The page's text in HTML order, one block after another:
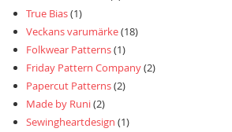
True Bias(1)
Veckans varumärke(18)
Folkwear Patterns(1)
Friday Pattern Company(2)
Papercut Patterns(2)
Made by Runi(2)
Sewingheartdesign (1)